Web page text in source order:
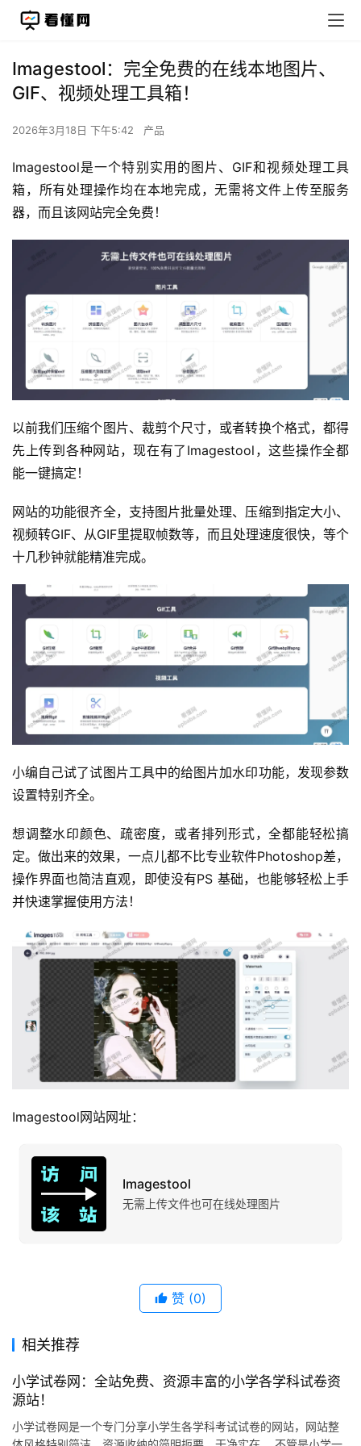
营
产
品
Imagestool：完全免费的在线本地图片、
GIF、视频处理工具箱！
2026年3月18日 下午5:42 产品
Imagestool是一个特别实用的图片、GIF和视频处理工具
箱，所有处理操作均在本地完成，无需将文件上传至服务
器，而且该网站完全免费！
以前我们压缩个图片、裁剪个尺寸，或者转换个格式，都得
先上传到各种网站，现在有了Imagestool，这些操作全都
能一键搞定！
网站的功能很齐全，支持图片批量处理、压缩到指定大小、
视频转GIF、从GIF里提取帧数等，而且处理速度很快，等个
十几秒钟就能精准完成。
小编自己试了试图片工具中的给图片加水印功能，发现参数
设置特别齐全。
想调整水印颜色、疏密度，或者排列形式，全都能轻松搞
定。做出来的效果，一点儿都不比专业软件Photoshop差，
操作界面也简洁直观，即使没有PS 基础，也能够轻松上手
并快速掌握使用方法！
Imagestool网站网址：
Imagestool
无需上传文件也可在线处理图片
赞 (0)
相关推荐
小学试卷网：全站免费、资源丰富的小学各学科试卷资
源站！
小学试卷网是一个专门分享小学生各学科考试试卷的网站，网站整